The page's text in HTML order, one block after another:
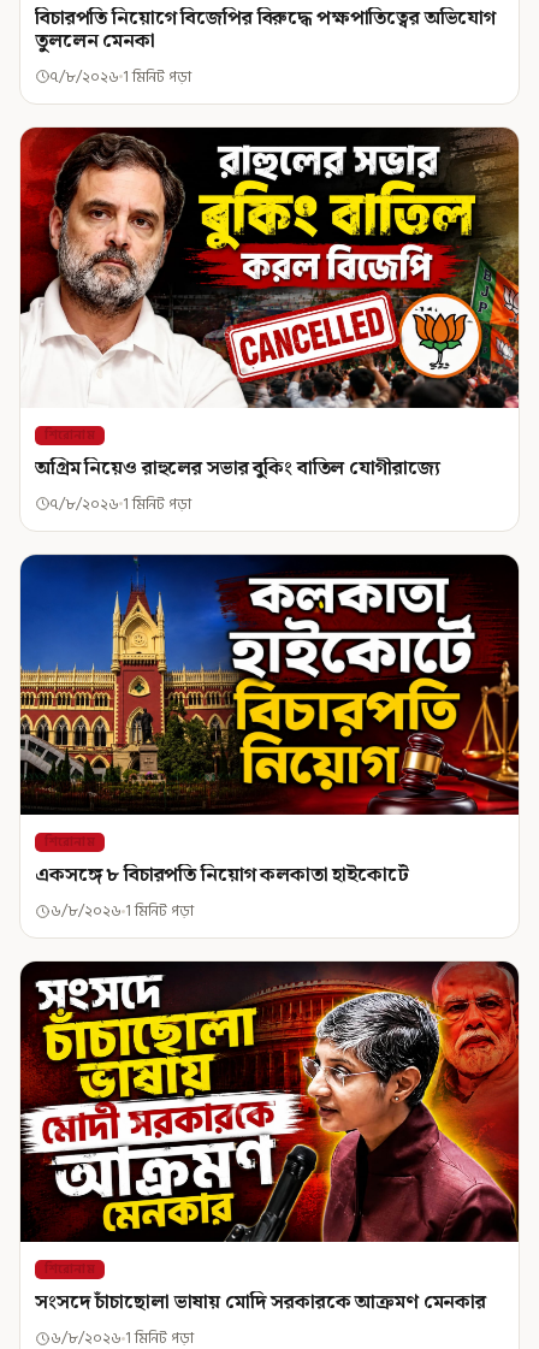
বিচারপতি নিয়োগে বিজেপির বিরুদ্ধে পক্ষপাতিত্বের অভিযোগ
তুললেন মেনকা
৭/৮/২০২৬ 1 মিনিট পড়া
শিরোনাম
অগ্রিম নিয়েও রাহুলের সভার বুকিং বাতিল যোগীরাজ্যে
৭/৮/২০২৬ 1 মিনিট পড়া
শিরোনাম
একসঙ্গে ৮ বিচারপতি নিয়োগ কলকাতা হাইকোর্টে
৬/৮/২০২৬ 1 মিনিট পড়া
শিরোনাম
সংসদে চাঁচাছোলা ভাষায় মোদি সরকারকে আক্রমণ মেনকার
৬/৮/২০২৬ 1 মিনিট পড়া